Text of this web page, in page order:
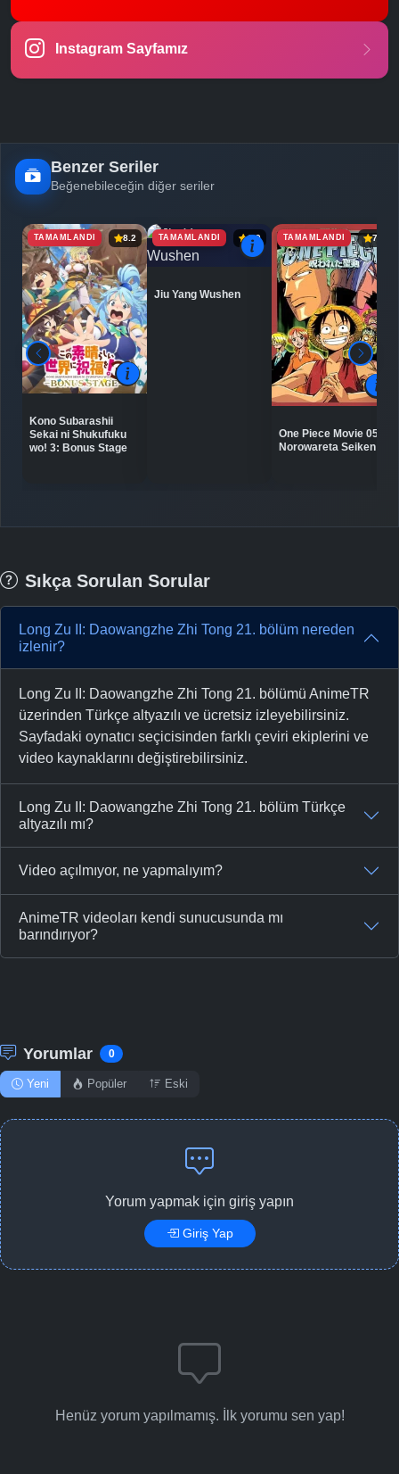
-Bölüm No: 24
Instagram Sayfamız
Benzer Seriler
Beğenebileceğin diğer seriler
TAMAMLANDI 8.2
Kono Subarashii
Sekai ni Shukufuku
wo! 3: Bonus Stage
TAMAMLANDI 6.9
Jiu Yang Wushen
TAMAMLANDI 7.1
One Piece Movie 05:
Norowareta Seiken
Sıkça Sorulan Sorular
Long Zu II: Daowangzhe Zhi Tong 21. bölüm nereden
izlenir?
Long Zu II: Daowangzhe Zhi Tong 21. bölümü AnimeTR
üzerinden Türkçe altyazılı ve ücretsiz izleyebilirsiniz.
Sayfadaki oynatıcı seçicisinden farklı çeviri ekiplerini ve
video kaynaklarını değiştirebilirsiniz.
Long Zu II: Daowangzhe Zhi Tong 21. bölüm Türkçe
altyazılı mı?
Video açılmıyor, ne yapmalıyım?
AnimeTR videoları kendi sunucusunda mı
barındırıyor?
Yorumlar 0
Yeni Popüler Eski
Yorum yapmak için giriş yapın
Giriş Yap
Henüz yorum yapılmamış. İlk yorumu sen yap!